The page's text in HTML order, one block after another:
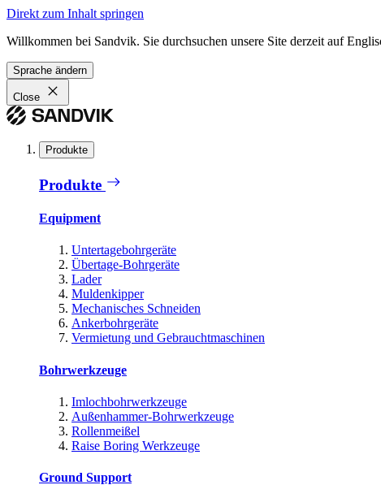
Direkt zum Inhalt springen
Willkommen bei Sandvik. Sie durchsuchen unsere Site derzeit auf
Sprache ändern
Close
Produkte
Produkte
Equipment
Untertagebohrgeräte
Übertage-Bohrgeräte
Lader
Muldenkipper
Mechanisches Schneiden
Ankerbohrgeräte
Vermietung und Gebrauchtmaschinen
Bohrwerkzeuge
Imlochbohrwerkzeuge
Außenhammer-Bohrwerkzeuge
Rollenmeißel
Raise Boring Werkzeuge
Ground Support